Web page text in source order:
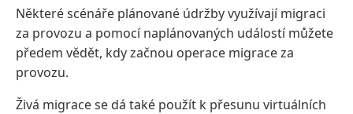
Některé scénáře plánované údržby využívají migraci
za provozu a pomocí naplánovaných událostí můžete
předem vědět, kdy začnou operace migrace za
provozu.
Živá migrace se dá také použít k přesunu virtuálních